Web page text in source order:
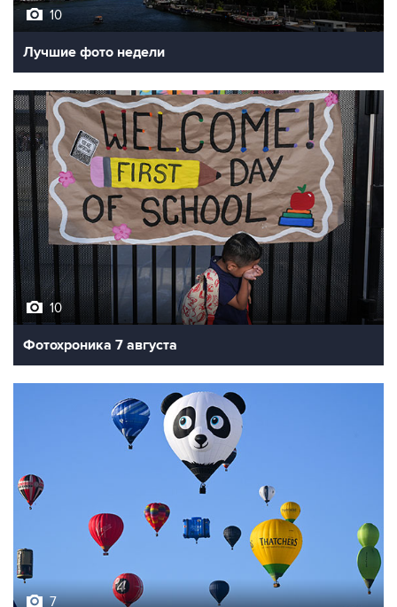
10
Лучшие фото недели
10
Фотохроника 7 августа
7